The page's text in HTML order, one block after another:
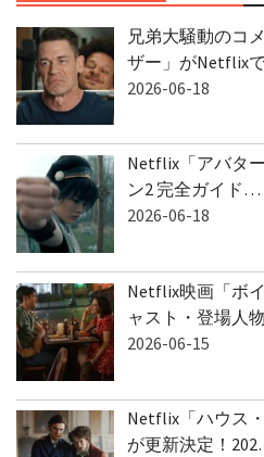
兄弟大騒動のコ
ザー」がNetflix
2026-06-18
Netflix「アバタ
ン2 完全ガイド…
2026-06-18
Netflix映画「ボ
ャスト・登場人
2026-06-15
Netflix「ハウス
が更新決定！